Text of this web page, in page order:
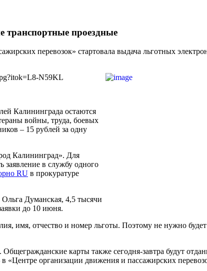
транспортные проездные
перевозок» стартовала выдача льготных
N59KL
Калининграда остаются
войны, труда, боевых
– 15 рублей за одну
Калининград». Для
заявление в службу одного
RU в прокуратуре
Думанская, 4,5 тысячи
до 10 июня.
имя, отчество и номер льготы. Поэтому не нужно
карты также сегодня-завтра будут
организации движения и пассажирских